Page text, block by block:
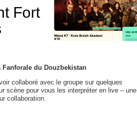
Fort
Fanforale du Douzbekistan
collaboré avec le groupe sur quelques
scène pour vous les interpréter en live – une
collaboration.